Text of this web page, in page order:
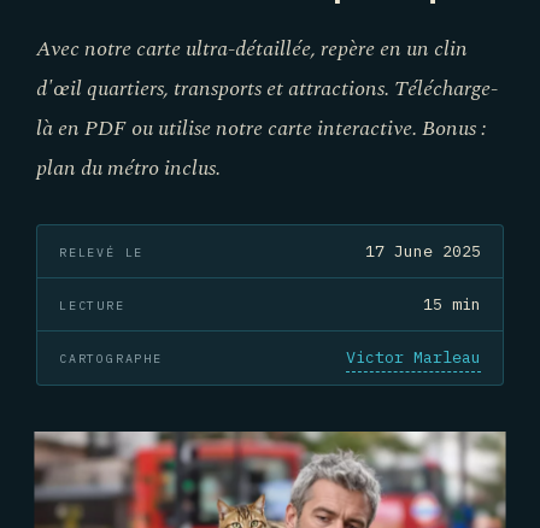
Avec notre carte ultra-détaillée, repère en un clin
d'œil quartiers, transports et attractions. Télécharge-
là en PDF ou utilise notre carte interactive. Bonus :
plan du métro inclus.
RELEVÉ LE 17 June 2025
LECTURE 15 min
CARTOGRAPHE Victor Marleau